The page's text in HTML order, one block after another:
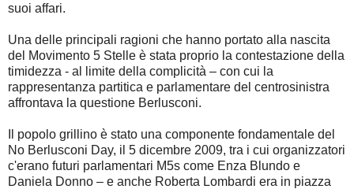
suoi affari.
Una delle principali ragioni che hanno portato alla nascita
del Movimento 5 Stelle è stata proprio la contestazione della
timidezza - al limite della complicità – con cui la
rappresentanza partitica e parlamentare del centrosinistra
affrontava la questione Berlusconi.
Il popolo grillino è stato una componente fondamentale del
No Berlusconi Day, il 5 dicembre 2009, tra i cui organizzatori
c'erano futuri parlamentari M5s come Enza Blundo e
Daniela Donno – e anche Roberta Lombardi era in piazza